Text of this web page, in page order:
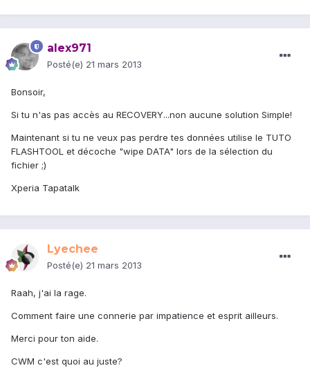
alex971
Posté(e) 21 mars 2013
Bonsoir,
Si tu n'as pas accès au RECOVERY...non aucune solution Simple!
Maintenant si tu ne veux pas perdre tes données utilise le TUTO
FLASHTOOL et décoche "wipe DATA" lors de la sélection du
fichier ;)
Xperia Tapatalk
Lyechee
Posté(e) 21 mars 2013
Raah, j'ai la rage.
Comment faire une connerie par impatience et esprit ailleurs.
Merci pour ton aide.
CWM c'est quoi au juste?